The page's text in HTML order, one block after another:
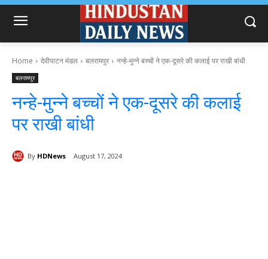
Home देवीपाटन मंडल बलरामपुर नन्हे-मुन्ने बच्चों ने एक-दूसरे की कलाई पर राखी बांधी
बलरामपुर
नन्हे-मुन्ने बच्चों ने एक-दूसरे की कलाई
पर राखी बांधी
By HDNews August 17, 2024